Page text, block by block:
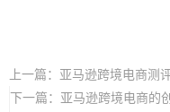
上一篇： 亚马逊跨境电商测
下一篇： 亚马逊跨境电商的